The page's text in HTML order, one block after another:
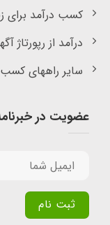
کسب درآمد برای
درآمد از
سایر راههای کسب
عضویت در